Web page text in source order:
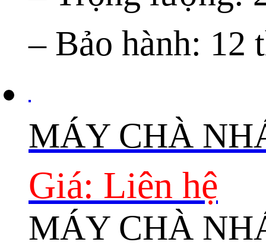
– Bảo hành: 12
MÁY CHÀ
Giá: Liên hệ
MÁY CHÀ